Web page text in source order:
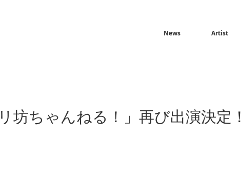
News Artist
ちゃんねる！」再び出演決定！